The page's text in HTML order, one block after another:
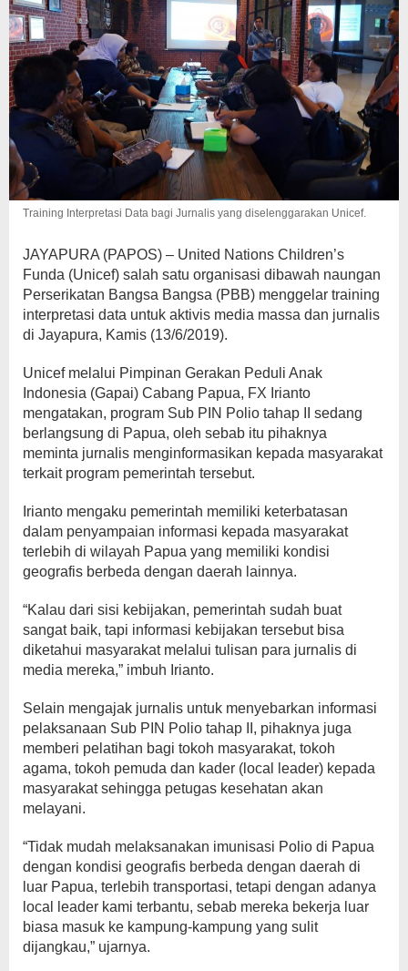
Training Interpretasi Data bagi Jurnalis yang diselenggarakan Unicef.
JAYAPURA (PAPOS) – United Nations Children’s
Funda (Unicef) salah satu organisasi dibawah naungan
Perserikatan Bangsa Bangsa (PBB) menggelar training
interpretasi data untuk aktivis media massa dan jurnalis
di Jayapura, Kamis (13/6/2019).
Unicef melalui Pimpinan Gerakan Peduli Anak
Indonesia (Gapai) Cabang Papua, FX Irianto
mengatakan, program Sub PIN Polio tahap II sedang
berlangsung di Papua, oleh sebab itu pihaknya
meminta jurnalis menginformasikan kepada masyarakat
terkait program pemerintah tersebut.
Irianto mengaku pemerintah memiliki keterbatasan
dalam penyampaian informasi kepada masyarakat
terlebih di wilayah Papua yang memiliki kondisi
geografis berbeda dengan daerah lainnya.
“Kalau dari sisi kebijakan, pemerintah sudah buat
sangat baik, tapi informasi kebijakan tersebut bisa
diketahui masyarakat melalui tulisan para jurnalis di
media mereka,” imbuh Irianto.
Selain mengajak jurnalis untuk menyebarkan informasi
pelaksanaan Sub PIN Polio tahap II, pihaknya juga
memberi pelatihan bagi tokoh masyarakat, tokoh
agama, tokoh pemuda dan kader (local leader) kepada
masyarakat sehingga petugas kesehatan akan
melayani.
“Tidak mudah melaksanakan imunisasi Polio di Papua
dengan kondisi geografis berbeda dengan daerah di
luar Papua, terlebih transportasi, tetapi dengan adanya
local leader kami terbantu, sebab mereka bekerja luar
biasa masuk ke kampung-kampung yang sulit
dijangkau,” ujarnya.